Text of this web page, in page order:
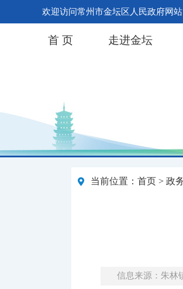
欢迎访问常州市金坛区人民政府网站
首 页 走进金坛
当前位置： 首页 > 政
信息来源：朱林